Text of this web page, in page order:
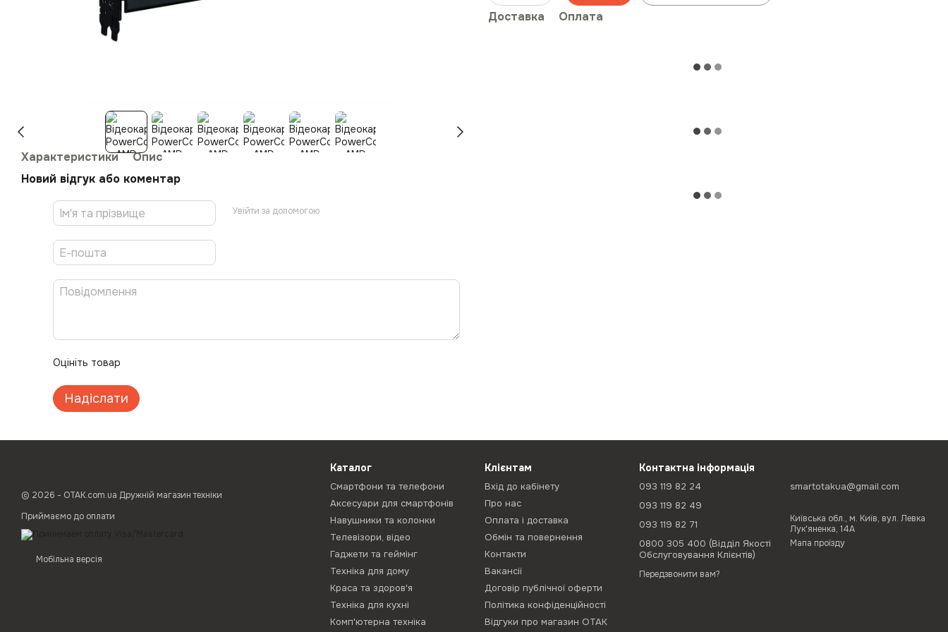
Характеристики
Опис
Новий відгук або коментар
Увійти за допомогою
Оцініть товар
Надіслати
Доставка Оплата
© 2026 - ОТАК.com.ua Дружній магазин техніки
Приймаємо до оплати
Мобільна версія
Каталог
Смартфони та телефони
Аксесуари для смартфонів
Навушники та колонки
Телевізори, відео
Гаджети та геймінг
Техніка для дому
Краса та здоров'я
Техніка для кухні
Комп'ютерна техніка
Клієнтам
Вхід до кабінету
Про нас
Оплата і доставка
Обмін та повернення
Контакти
Вакансії
Договір публічної оферти
Політика конфіденційності
Відгуки про магазин ОТАК
Контактна інформація
093 119 82 24
093 119 82 49
093 119 82 71
0800 305 400 (Відділ Якості
Обслуговування Клієнтів)
Передзвонити вам?
smartotakua@gmail.com
Київська обл., м. Київ, вул. Левка
Лук'яненка, 14А
Мапа проїзду